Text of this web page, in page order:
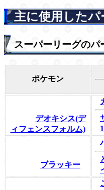
主に使用したパ
スーパーリーグのパ
ポケモン
デオキシス(デ
ィフェンスフォルム)
ブラッキー